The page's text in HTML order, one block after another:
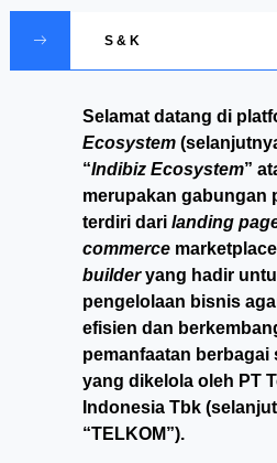
S & K
Selamat datang di
Ecosystem
“Indibiz Ecosystem”
merupakan gabungan
terdiri dari landing
commerce
builderyang hadir
pengelolaan bisnis
efisien dan
pemanfaatan berbagai
yang dikelola oleh PT
Indonesia Tbk
“TELKOM”).